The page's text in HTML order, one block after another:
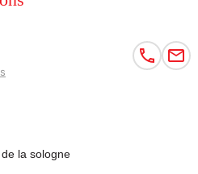
la sologne